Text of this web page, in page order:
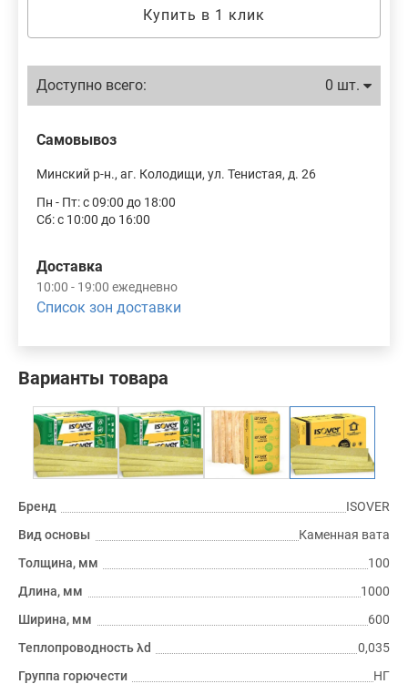
Варианты товара
Бренд
ISOVER
Вид основы
Каменная вата
Толщина, мм
100
Длина, мм
1000
Ширина, мм
600
Теплопроводность λd
0,035
Группа горючести
НГ
Купить в 1 клик
Доступно всего: 0 шт.
Самовывоз
Минский р-н., аг. Колодищи, ул. Тенистая, д. 26
Пн - Пт: с 09:00 до 18:00
Сб: с 10:00 до 16:00
Доставка
10:00 - 19:00 ежедневно
Список зон доставки